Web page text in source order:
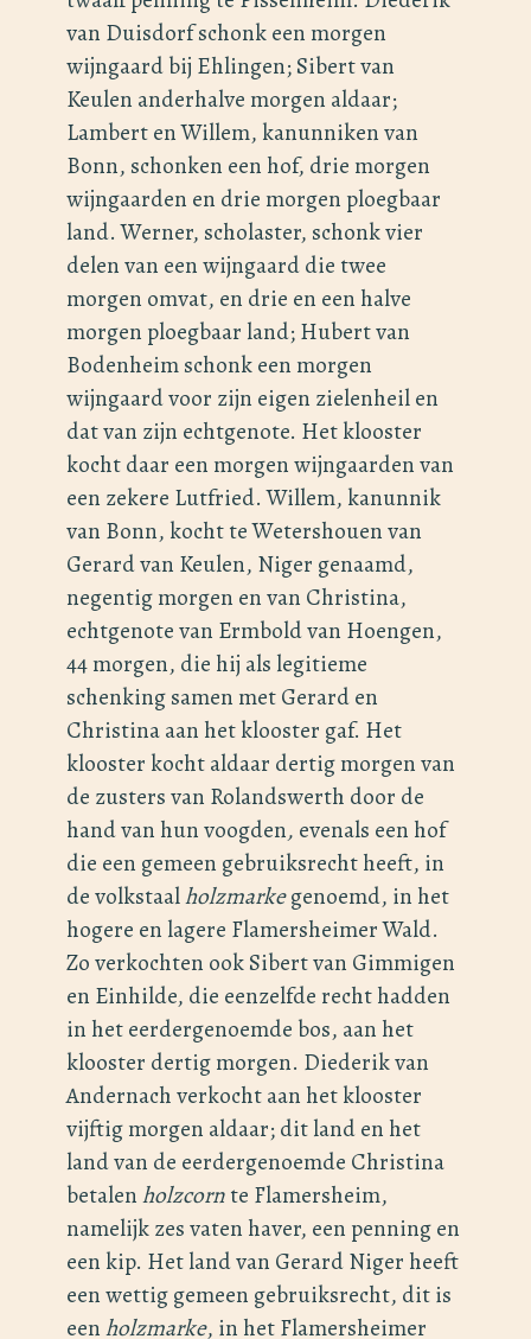
van Duisdorf schonk een morgen
wijngaard bij Ehlingen; Sibert van
Keulen anderhalve morgen aldaar;
Lambert en Willem, kanunniken van
Bonn, schonken een hof, drie morgen
wijngaarden en drie morgen ploegbaar
land. Werner, scholaster, schonk vier
delen van een wijngaard die twee
morgen omvat, en drie en een halve
morgen ploegbaar land; Hubert van
Bodenheim schonk een morgen
wijngaard voor zijn eigen zielenheil en
dat van zijn echtgenote. Het klooster
kocht daar een morgen wijngaarden van
een zekere Lutfried. Willem, kanunnik
van Bonn, kocht te Wetershouen van
Gerard van Keulen, Niger genaamd,
negentig morgen en van Christina,
echtgenote van Ermbold van Hoengen,
44 morgen, die hij als legitieme
schenking samen met Gerard en
Christina aan het klooster gaf. Het
klooster kocht aldaar dertig morgen van
de zusters van Rolandswerth door de
hand van hun voogden, evenals een hof
die een gemeen gebruiksrecht heeft, in
de volkstaalholzmarkegenoemd, in het
hogere en lagere Flamersheimer Wald.
Zo verkochten ook Sibert van Gimmigen
en Einhilde, die eenzelfde recht hadden
in het eerdergenoemde bos, aan het
klooster dertig morgen. Diederik van
Andernach verkocht aan het klooster
vijftig morgen aldaar; dit land en het
land van de eerdergenoemde Christina
betalenholzcornte Flamersheim,
namelijk zes vaten haver, een penning en
een kip. Het land van Gerard Niger heeft
een wettig gemeen gebruiksrecht, dit is
eenholzmarke, in het Flamersheimer